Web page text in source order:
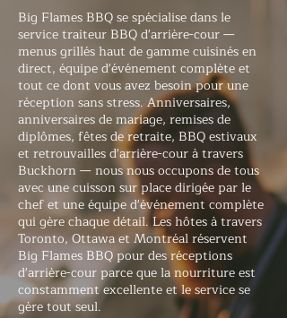
Big Flames BBQ se spécialise dans le
service traiteur BBQ d'arrière-cour —
menus grillés haut de gamme cuisinés en
direct, équipe d'événement complète et
tout ce dont vous avez besoin pour une
réception sans stress. Anniversaires,
anniversaires de mariage, remises de
diplômes, fêtes de retraite, BBQ estivaux
et retrouvailles d'arrière-cour à travers
Buckhorn — nous nous occupons de tous
avec une cuisson sur place dirigée par le
chef et une équipe d'événement complète
qui gère chaque détail. Les hôtes à travers
Toronto, Ottawa et Montréal réservent
Big Flames BBQ pour des réceptions
d'arrière-cour parce que la nourriture est
constamment excellente et le service se
gère tout seul.